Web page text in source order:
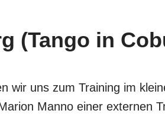
Oscar y Vicky
(Tango in
wir uns zum Training im
Manno einer externen